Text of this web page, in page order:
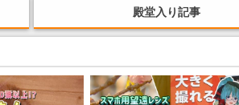
殿堂入り記事